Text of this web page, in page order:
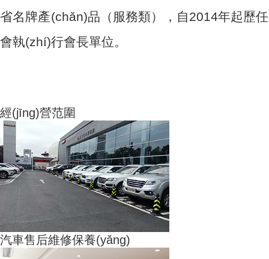
省名牌產(chǎn)品（服務類），自2014年起歷
會執(zhí)行會長單位。
經(jīng)營范圍
汽車售后維修保養(yǎng)